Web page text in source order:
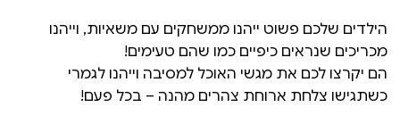
הילדים שלכם פשוט ייהנו ממשחקים עם משאיות, וייהנו
מכריכים שנראים כיפיים כמו שהם טעימים!
הם יקרצו לכם את מגשי האוכל למסיבה וייהנו לגמרי
כשתגישו צלחת ארוחת צהרים מהנה – בכל פעם!